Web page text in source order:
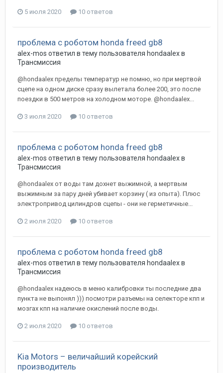
5 июля 2020 10 ответов
проблема с роботом honda freed gb8
alex-mos ответил в тему пользователя hondaalexв
Трансмиссия
@hondaalex пределы температур не помню, но при мертвой
сцепе на одном диске сразу вылетала более 200, это после
поездки в 500 метров на холодном моторе. @hondaalex...
3 июля 2020 10 ответов
проблема с роботом honda freed gb8
alex-mos ответил в тему пользователя hondaalexв
Трансмиссия
@hondaalex от воды там дохнет выжимной, а мертвым
выжимным за пару дней убивает корзину ( из опыта). Плюс
электропривод цилиндров сцепы - они не герметичные...
2 июля 2020 10 ответов
проблема с роботом honda freed gb8
alex-mos ответил в тему пользователя hondaalexв
Трансмиссия
@hondaalex надеюсь в меню калибровки ты последние два
пункта не выпонял ))) посмотри разъемы на селекторе кпп и
мозгах кпп на наличие окислений после воды.
2 июля 2020 10 ответов
Kia Motors – величайший корейский
производитель